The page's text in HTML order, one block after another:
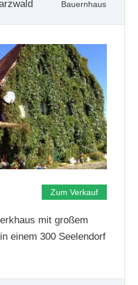
Bauernhaus
Zum Verkauf
mit großem
einem 300 Seelendorf